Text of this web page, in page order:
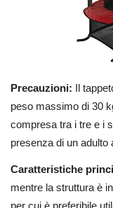
Precauzioni: Il
peso massimo di 30
compresa tra i tre e i
presenza di un adulto
Caratteristiche
mentre la struttura è